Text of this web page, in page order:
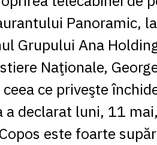
Panoramic,
Grupului Ana
Naţionale,
ceea ce priveşte
a declarat luni, 11
este foarte